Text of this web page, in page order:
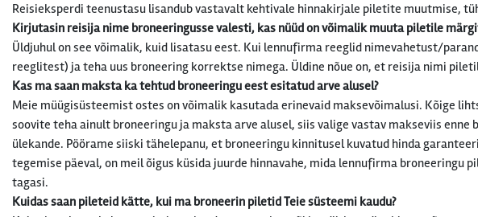
Reisieksperdi teenustasu lisandub vastavalt kehtivale hinnakirjale piletite muutmise,
Kirjutasin reisija nime broneeringusse valesti, kas nüüd on võimalik muuta piletile
Üldjuhul on see võimalik, kuid lisatasu eest. Kui lennufirma reeglid nimevahetust/
reeglitest) ja teha uus broneering korrektse nimega. Üldine nõue on, et reisija nimi
Kas ma saan maksta ka tehtud broneeringu eest esitatud arve alusel?
Meie müügisüsteemist ostes on võimalik kasutada erinevaid maksevõimalusi. Kõige
soovite teha ainult broneeringu ja maksta arve alusel, siis valige vastav makseviis
ülekande. Pöörame siiski tähelepanu, et broneeringu kinnitusel kuvatud hinda
tegemise päeval, on meil õigus küsida juurde hinnavahe, mida lennufirma
tagasi.
Kuidas saan pileteid kätte, kui ma broneerin piletid Teie süsteemi kaudu?